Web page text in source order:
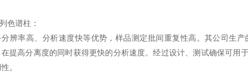
色谱柱：
分辨率高、分析速度快等优势，样品测定批间重复性高。其公司生
在提高分离度的同时获得更快的分析速度。经过设计、测试确保可用
。